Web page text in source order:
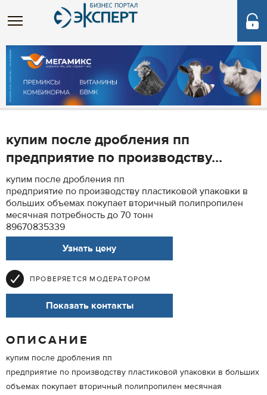
купим после дробления пп
предприятие по производству...
купим после дробления пп
предприятие по производству пластиковой упаковки в
больших объемах покупает вторичный полипропилен
месячная потребность до 70 тонн
89670835339
Узнать цену
ПРОВЕРЯЕТСЯ МОДЕРАТОРОМ
Показать контакты
ОПИСАНИЕ
купим после дробления пп
предприятие по производству пластиковой упаковки в больших
объемах покупает вторичный полипропилен месячная